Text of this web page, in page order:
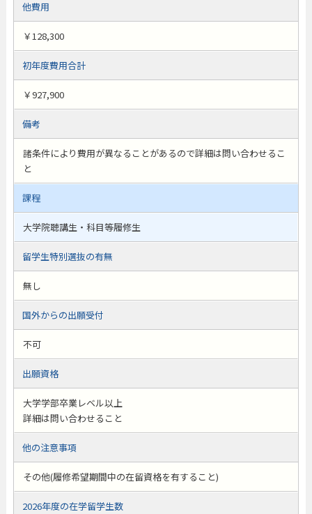
他費用
￥128,300
初年度費用合計
￥927,900
備考
諸条件により費用が異なることがあるので詳細は問い合わせるこ
と
課程
大学院聴講生・科目等履修生
留学生特別選抜の有無
無し
国外からの出願受付
不可
出願資格
大学学部卒業レベル以上
詳細は問い合わせること
他の注意事項
その他(履修希望期間中の在留資格を有すること)
2026年度の在学留学生数